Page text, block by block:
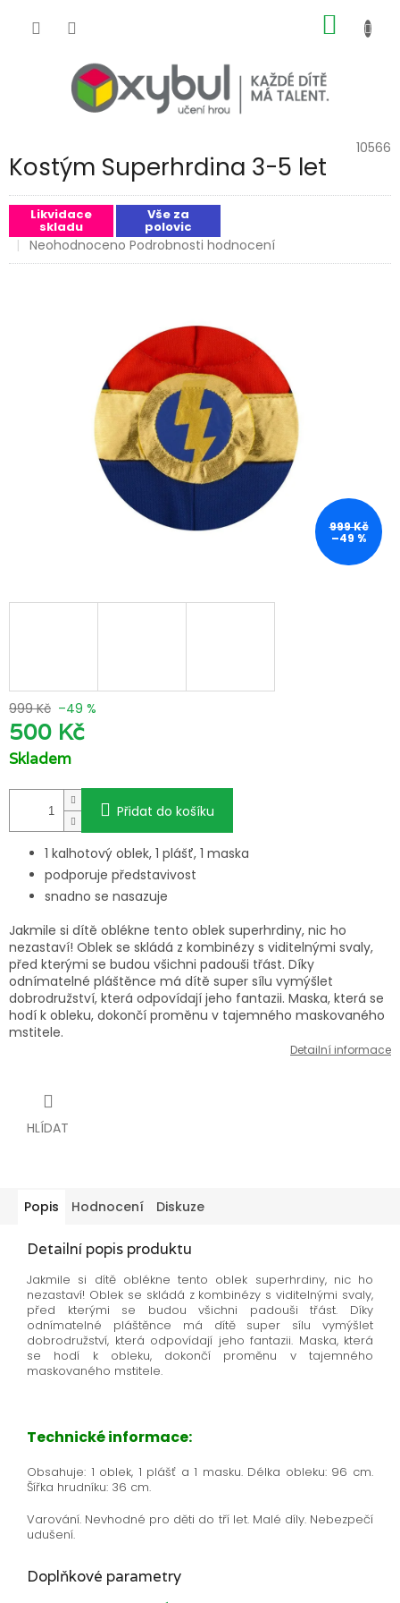
Kostým Superhrdina 3-5 let
10566
Likvidace
skladu
Vše za
polovic
Průměrné hodnocení produktu je 0,0 z 5 hvězdiček.
Neohodnoceno Podrobnosti hodnocení
999 Kč
–49 %
999 Kč –49 %
500 Kč
Skladem
Přidat do košíku
1 kalhotový oblek, 1 plášť, 1 maska
podporuje představivost
snadno se nasazuje
Jakmile si dítě oblékne tento oblek superhrdiny, nic ho
nezastaví! Oblek se skládá z kombinézy s viditelnými svaly,
před kterými se budou všichni padouši třást. Díky
odnímatelné pláštěnce má dítě super sílu vymýšlet
dobrodružství, která odpovídají jeho fantazii. Maska, která se
hodí k obleku, dokončí proměnu v tajemného maskovaného
mstitele.
Detailní informace
HLÍDAT
Popis Hodnocení Diskuze
Detailní popis produktu
Jakmile si dítě oblékne tento oblek superhrdiny, nic ho
nezastaví! Oblek se skládá z kombinézy s viditelnými svaly,
před kterými se budou všichni padouši třást. Díky
odnímatelné pláštěnce má dítě super sílu vymýšlet
dobrodružství, která odpovídají jeho fantazii. Maska, která
se hodí k obleku, dokončí proměnu v tajemného
maskovaného mstitele.
Technické informace:
Obsahuje: 1 oblek, 1 plášť a 1 masku. Délka obleku: 96 cm.
Šířka hrudníku: 36 cm.
Varování. Nevhodné pro děti do tří let. Malé díly. Nebezpečí
udušení.
Doplňkové parametry